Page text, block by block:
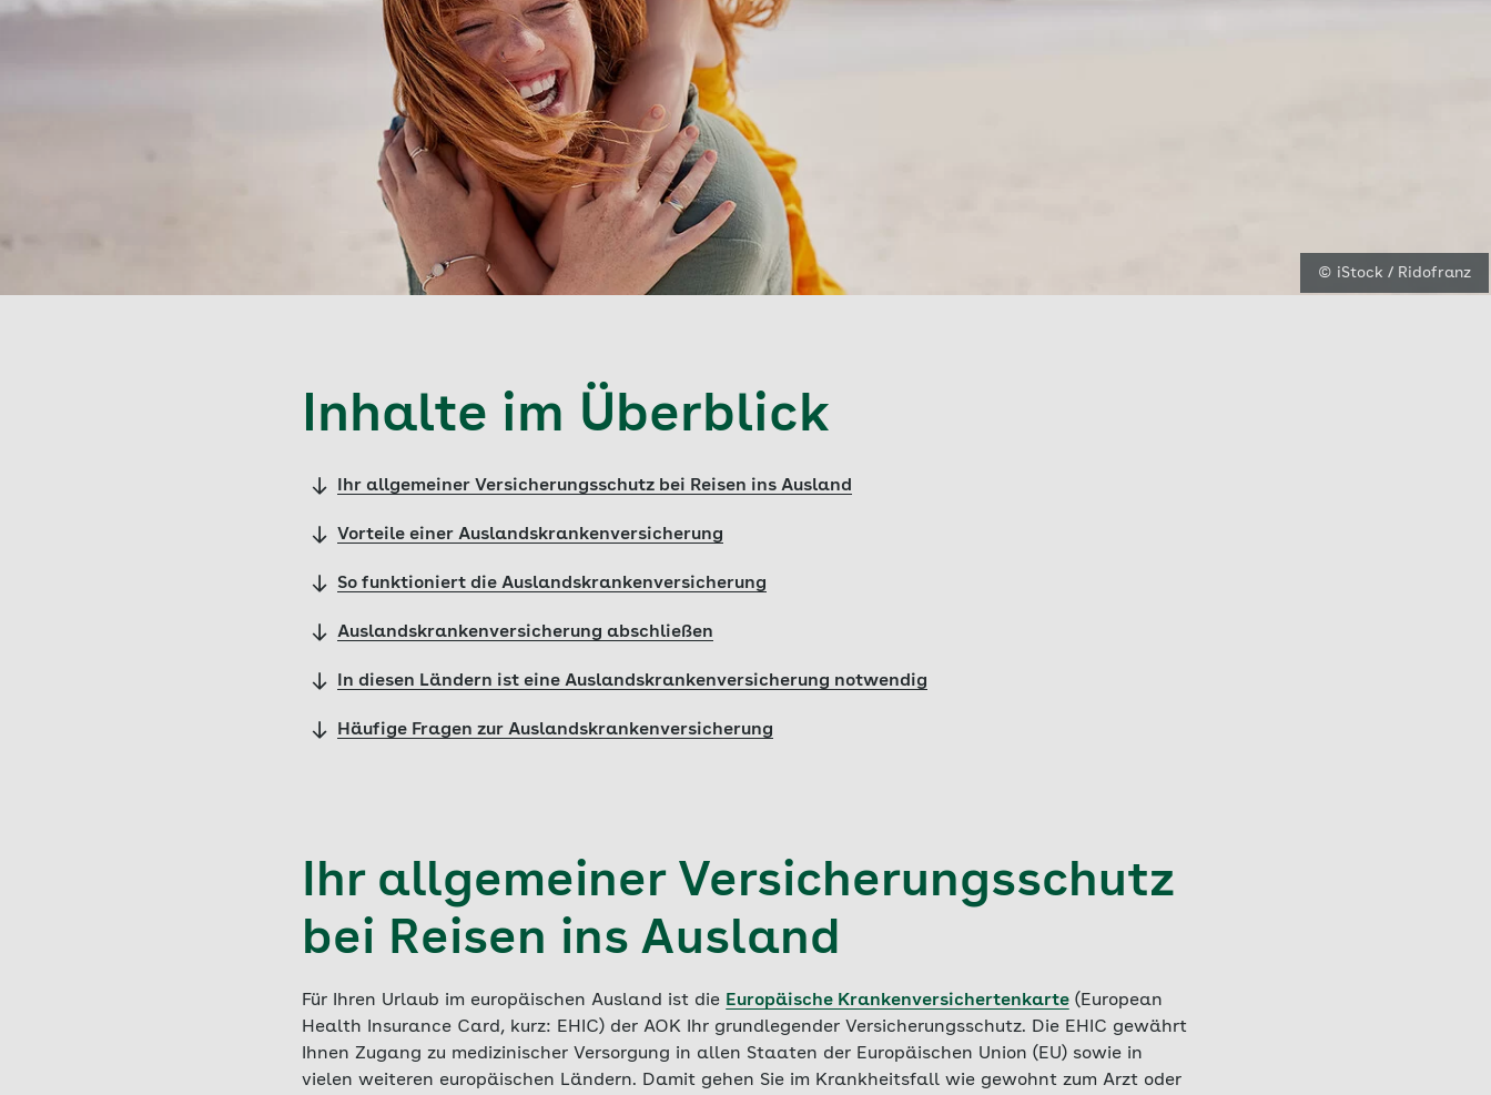
© iStock / Ridofranz
Inhalte im Überblick
Ihr allgemeiner Versicherungsschutz bei Reisen ins Ausland
Vorteile einer Auslandskrankenversicherung
So funktioniert die Auslandskrankenversicherung
Auslandskrankenversicherung abschließen
In diesen Ländern ist eine Auslandskrankenversicherung notwendig
Häufige Fragen zur Auslandskrankenversicherung
Ihr allgemeiner Versicherungsschutz
bei Reisen ins Ausland
Für Ihren Urlaub im europäischen Ausland ist die Europäische Krankenversichertenkarte (European
Health Insurance Card, kurz: EHIC) der AOK Ihr grundlegender Versicherungsschutz. Die EHIC gewährt
Ihnen Zugang zu medizinischer Versorgung in allen Staaten der Europäischen Union (EU) sowie in
vielen weiteren europäischen Ländern. Damit gehen Sie im Krankheitsfall wie gewohnt zum Arzt oder